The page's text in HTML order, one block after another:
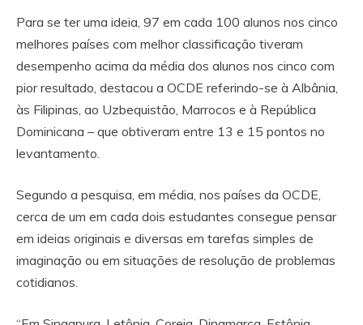
Para se ter uma ideia, 97 em cada 100 alunos nos cinco
melhores países com melhor classificação tiveram
desempenho acima da média dos alunos nos cinco com
pior resultado, destacou a OCDE referindo-se à Albânia,
às Filipinas, ao Uzbequistão, Marrocos e à República
Dominicana – que obtiveram entre 13 e 15 pontos no
levantamento.
Segundo a pesquisa, em média, nos países da OCDE,
cerca de um em cada dois estudantes consegue pensar
em ideias originais e diversas em tarefas simples de
imaginação ou em situações de resolução de problemas
cotidianos.